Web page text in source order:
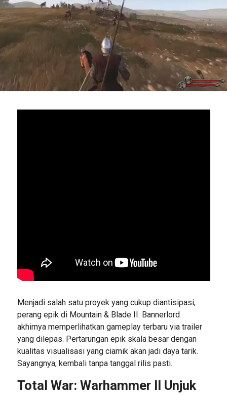
Menjadi salah satu proyek yang cukup diantisipasi,
perang epik di Mountain & Blade II: Bannerlord
akhirnya memperlihatkan gameplay terbaru via trailer
yang dilepas. Pertarungan epik skala besar dengan
kualitas visualisasi yang ciamik akan jadi daya tarik.
Sayangnya, kembali tanpa tanggal rilis pasti.
Total War: Warhammer II Unjuk